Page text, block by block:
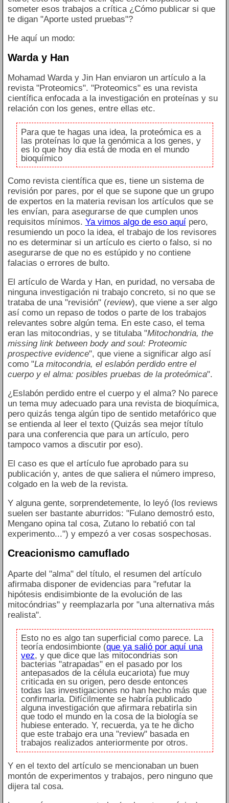
someter esos trabajos a crítica ¿Cómo publicar si que
te digan "Aporte usted pruebas"?
He aquí un modo:
Warda y Han
Mohamad Warda y Jin Han enviaron un artículo a la
revista "Proteomics". "Proteomics" es una revista
científica enfocada a la investigación en proteínas y su
relación con los genes, entre ellas etc.
Para que te hagas una idea, la proteómica es a
las proteínas lo que la genómica a los genes, y
es lo que hoy dia está de moda en el mundo
bioquímico
Como revista científica que es, tiene un sistema de
revisión por pares, por el que se supone que un grupo
de expertos en la materia revisan los artículos que se
les envían, para asegurarse de que cumplen unos
requisitos mínimos. Ya vimos algo de eso aquí pero,
resumiendo un poco la idea, el trabajo de los revisores
no es determinar si un artículo es cierto o falso, si no
asegurarse de que no es estúpido y no contiene
falacias o errores de bulto.
El artículo de Warda y Han, en puridad, no versaba de
ninguna investigación ni trabajo concreto, si no que se
trataba de una "revisión" (review), que viene a ser algo
así como un repaso de todos o parte de los trabajos
relevantes sobre algún tema. En este caso, el tema
eran las mitocondrias, y se titulaba "Mitochondria, the
missing link between body and soul: Proteomic
prospective evidence", que viene a significar algo así
como "La mitocondria, el eslabón perdido entre el
cuerpo y el alma: posibles pruebas de la proteómica".
¿Eslabón perdido entre el cuerpo y el alma? No parece
un tema muy adecuado para una revista de bioquímica,
pero quizás tenga algún tipo de sentido metafórico que
se entienda al leer el texto (Quizás sea mejor título
para una conferencia que para un artículo, pero
tampoco vamos a discutir por eso).
El caso es que el artículo fue aprobado para su
publicación y, antes de que saliera el número impreso,
colgado en la web de la revista.
Y alguna gente, sorprendetemente, lo leyó (los reviews
suelen ser bastante aburridos: "Fulano demostró esto,
Mengano opina tal cosa, Zutano lo rebatió con tal
experimento...") y empezó a ver cosas sospechosas.
Creacionismo camuflado
Aparte del "alma" del título, el resumen del artículo
afirmaba disponer de evidencias para "refutar la
hipótesis endisimbionte de la evolución de las
mitocóndrias" y reemplazarla por "una alternativa más
realista".
Esto no es algo tan superficial como parece. La
teoría endosimbionte (que ya salió por aquí una
vez, y que dice que las mitocondrias son
bacterias "atrapadas" en el pasado por los
antepasados de la célula eucariota) fue muy
criticada en su origen, pero desde entonces
todas las investigaciones no han hecho más que
confirmarla. Difícilmente se habría publicado
alguna investigación que afirmara rebatirla sin
que todo el mundo en la cosa de la biología se
hubiese enterado. Y, recuerda, ya te he dicho
que este trabajo era una "review" basada en
trabajos realizados anteriormente por otros.
Y en el texto del artículo se mencionaban un buen
montón de experimentos y trabajos, pero ninguno que
dijera tal cosa.